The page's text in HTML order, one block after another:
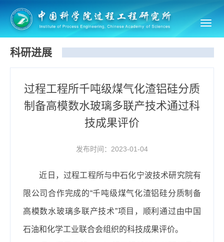
科研进展
过程工程所千吨级煤气化渣铝硅分质
制备高模数水玻璃多联产技术通过科
技成果评价
发布时间：2023-01-04
近日，过程工程所与中石化宁波技术研究院有
限公司合作完成的“千吨级煤气化渣铝硅分质制备
高模数水玻璃多联产技术”项目， 顺利通过由中国
石油和化学工业联合会组织的科技成果评价。